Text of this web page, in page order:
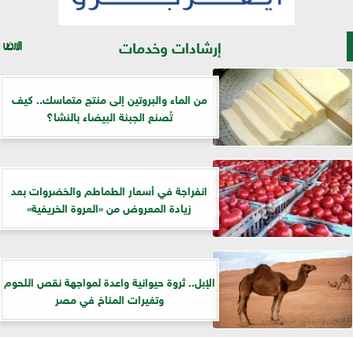
إرشادات وخدمات
من الماء والبروتين إلى منتج متماسك.. كيف
تُصنع الجبنة البيضاء بالنشا؟
انفراجة في أسعار الطماطم والخضروات بعد
زيادة المعروض من «العروة الخريفية»
الإبل.. ثروة حيوانية واعدة لمواجهة نقص اللحوم
وتغيرات المناخ في مصر